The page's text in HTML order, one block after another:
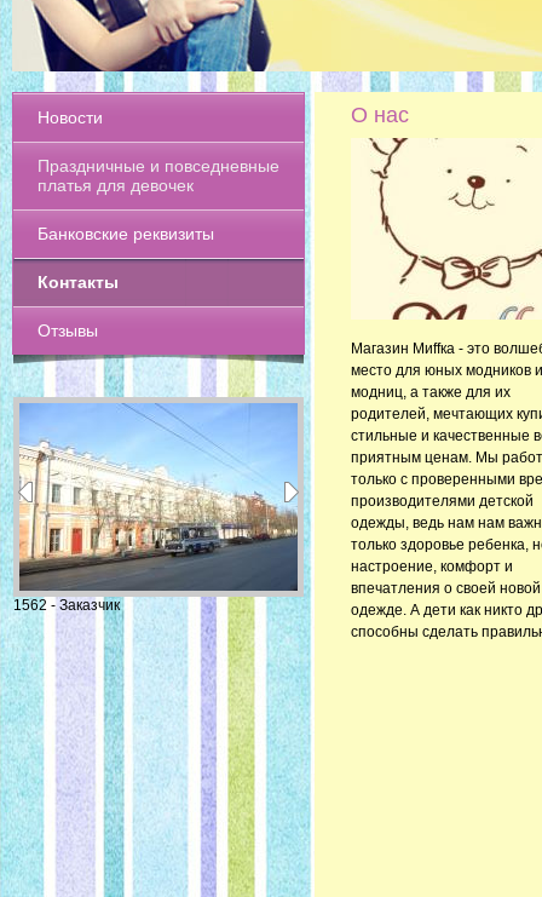
Новости
Праздничные и повседневные
платья для девочек
Банковские реквизиты
Контакты
Отзывы
1562 - Заказчик
О нас
Магазин Миffка - это
место для юных модников и
модниц, а также для их
родителей, мечтающих
стильные и качественные
приятным ценам. Мы
только с проверенными
производителями детской
одежды, ведь нам нам
только здоровье ребенка,
настроение, комфорт и
впечатления о своей новой
одежде. А дети как никто
способны сделать